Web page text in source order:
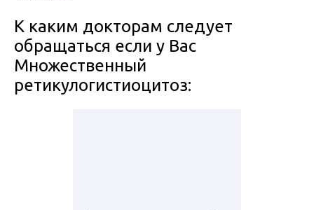
К каким докторам следует
обращаться если у Вас
Множественный
ретикулогистиоцитоз: